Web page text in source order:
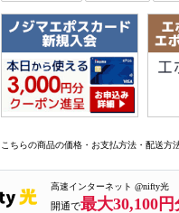
こちらの商品の価格・お支払方法・配送方
高速インターネット @nifty光
開通で最大30,100円